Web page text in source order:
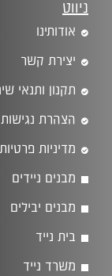
ניווט
אודותינו
יצירת קשר
תקנון ותנאי
הצהרת נגישות
מדיניות פרטיות
מבנים ניידים
מבנים יבילים
בית נייד
משרד נייד